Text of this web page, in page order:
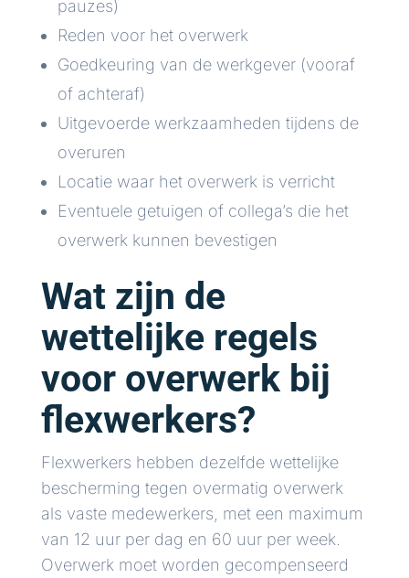
pauzes)
Reden voor het overwerk
Goedkeuring van de werkgever (vooraf
of achteraf)
Uitgevoerde werkzaamheden tijdens de
overuren
Locatie waar het overwerk is verricht
Eventuele getuigen of collega’s die het
overwerk kunnen bevestigen
Wat zijn de
wettelijke regels
voor overwerk bij
flexwerkers?
Flexwerkers hebben dezelfde wettelijke
bescherming tegen overmatig overwerk
als vaste medewerkers, met een maximum
van 12 uur per dag en 60 uur per week.
Overwerk moet worden gecompenseerd